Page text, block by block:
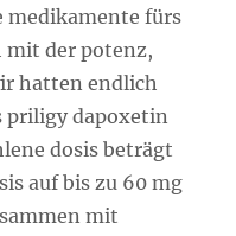
medikamente fürs
mit der potenz,
hatten endlich
priligy dapoxetin
dosis beträgt
auf bis zu 60 mg
mit